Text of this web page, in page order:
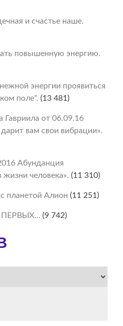
и счастье наше.
повышенную энергию.
энергии проявиться
поле“. (13 481)
Гавриила от 06.09.16
вам свои вибрации».
Абунданция
жизни человека». (11 310)
планетой Алион (11 251)
ПЕРВЫХ… (9 742)